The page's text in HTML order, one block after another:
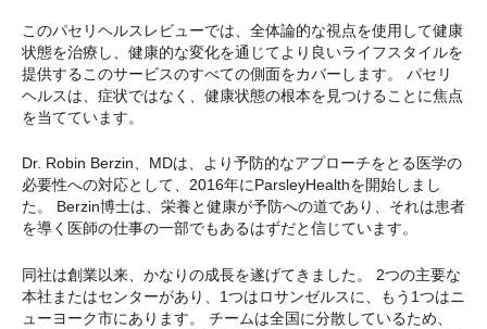
このパセリヘルスレビューでは、全体論的な視点を使用して健康
状態を治療し、健康的な変化を通じてより良いライフスタイルを
提供するこのサービスのすべての側面をカバーします。 パセリ
ヘルスは、症状ではなく、健康状態の根本を見つけることに焦点
を当てています。
Dr. Robin Berzin、MDは、より予防的なアプローチをとる医学の
必要性への対応として、2016年にParsleyHealthを開始しまし
た。 Berzin博士は、栄養と健康が予防への道であり、それは患者
を導く医師の仕事の一部でもあるはずだと信じています。
同社は創業以来、かなりの成長を遂げてきました。 2つの主要な
本社またはセンターがあり、1つはロサンゼルスに、もう1つはニ
ューヨーク市にあります。 チームは全国に分散しているため、